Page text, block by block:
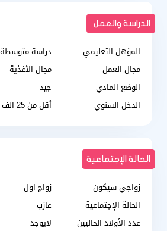
الدراسة والعمل
المؤهل التعليمي
دراسة متوسطة
مجال العمل
مجال الأغذية
الوضع المادي
جيد
الدخل السنوي
أقل من 25 الف دولار
الحالة الإجتماعية
زواجي سيكون
زواج اول
الحالة الإجتماعية
عازب
عدد الأولاد الحاليين
لايوجد